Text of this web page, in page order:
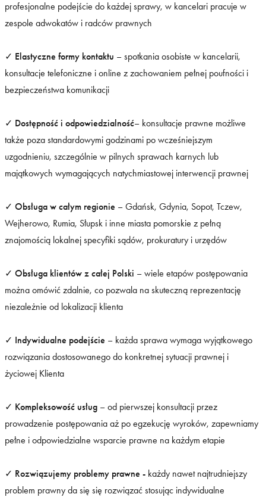
profesjonalne podejście do każdej sprawy, w kancelari pracuje w
zespole adwokatów i radców prawnych
✓ Elastyczne formy kontaktu – spotkania osobiste w kancelarii,
konsultacje telefoniczne i online z zachowaniem pełnej poufności i
bezpieczeństwa komunikacji
✓ Dostępność i odpowiedzialność– konsultacje prawne możliwe
także poza standardowymi godzinami po wcześniejszym
uzgodnieniu, szczególnie w pilnych sprawach karnych lub
majątkowych wymagających natychmiastowej interwencji prawnej
✓ Obsługa w całym regionie – Gdańsk, Gdynia, Sopot, Tczew,
Wejherowo, Rumia, Słupsk i inne miasta pomorskie z pełną
znajomością lokalnej specyfiki sądów, prokuratury i urzędów
✓ Obsługa klientów z całej Polski – wiele etapów postępowania
można omówić zdalnie, co pozwala na skuteczną reprezentację
niezależnie od lokalizacji klienta
✓ Indywidualne podejście – każda sprawa wymaga wyjątkowego
rozwiązania dostosowanego do konkretnej sytuacji prawnej i
życiowej Klienta
✓ Kompleksowość usług – od pierwszej konsultacji przez
prowadzenie postępowania aż po egzekucję wyroków, zapewniamy
pełne i odpowiedzialne wsparcie prawne na każdym etapie
✓ Rozwiązujemy problemy prawne - każdy nawet najtrudniejszy
problem prawny da się się rozwiązać stosując indywidualne